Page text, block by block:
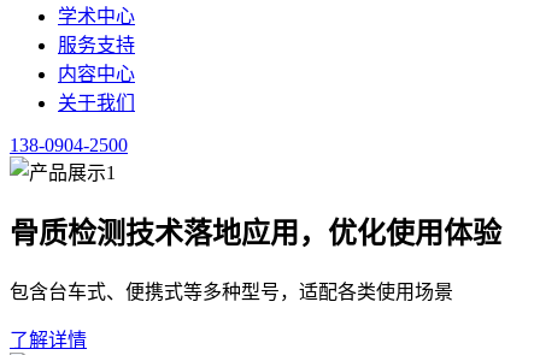
学术中心
服务支持
内容中心
关于我们
138-0904-2500
骨质检测技术落地应用，优化使用体验
包含台车式、便携式等多种型号，适配各类使用场景
了解详情